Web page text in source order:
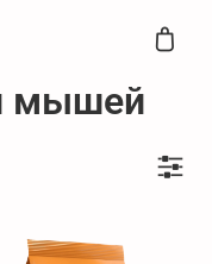
мышей